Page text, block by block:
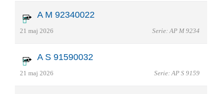
A M 92340022
21 maj 2026 Serie: AP M 9234
A S 91590032
21 maj 2026 Serie: AP S 9159